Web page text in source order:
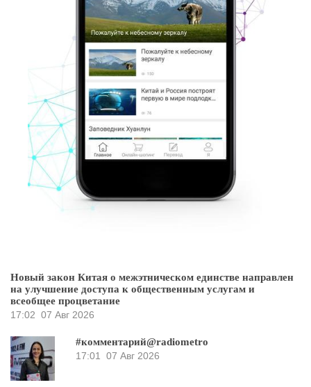
Новый закон Китая о межэтническом единстве направлен
на улучшение доступа к общественным услугам и
всеобщее процветание
17:02 07 Авг 2026
#комментарий@radiometro
17:01
07 Авг 2026